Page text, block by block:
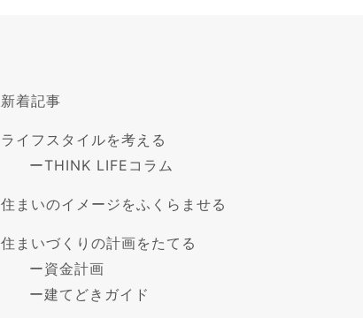
新着記事
ライフスタイルを考える
ーTHINK LIFEコラム
住まいのイメージをふくらませる
住まいづくりの計画をたてる
ー資金計画
ー建てどきガイド